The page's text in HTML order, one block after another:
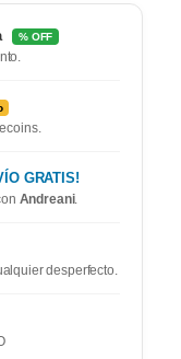
% OFF
GRATIS!
Andreani.
desperfecto.